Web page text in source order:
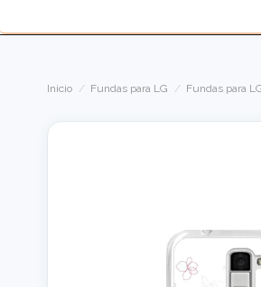
Inicio Fundas para LG Fundas para